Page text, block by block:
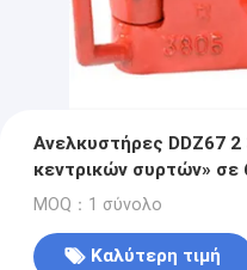
Ανελκυστήρες DDZ67
κεντρικών συρτών» σε
MOQ：1 σύνολο
Καλύτερη τιμή